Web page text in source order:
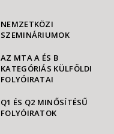
NEMZETKÖZI
SZEMINÁRIUMOK
AZ MTA A ÉS B
KATEGÓRIÁS KÜLFÖLDI
FOLYÓIRATAI
Q1 ÉS Q2 MINŐSÍTÉSŰ
FOLYÓIRATOK